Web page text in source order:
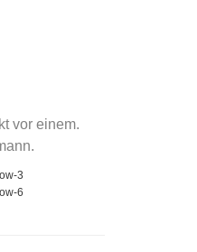
vor einem.